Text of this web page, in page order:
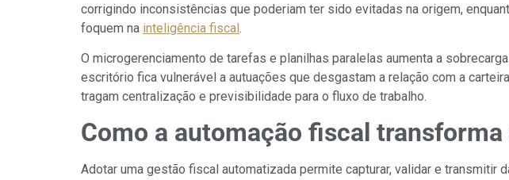
corrigindo inconsistências que poderiam ter sido evitadas na origem,
foquem na inteligência fiscal.
O microgerenciamento de tarefas e planilhas paralelas aumenta a
escritório fica vulnerável a autuações que desgastam a relação com a
tragam centralização e previsibilidade para o fluxo de trabalho.
Como a automação fiscal
Adotar uma gestão fiscal automatizada permite capturar, validar e